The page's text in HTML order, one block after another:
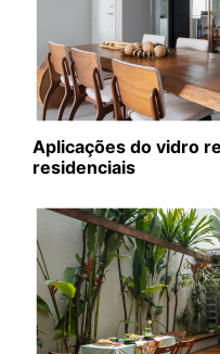
Aplicações do vidro
residenciais